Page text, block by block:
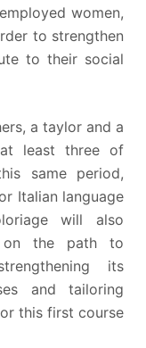
women,
to strengthen
to their social
a taylor and a
least three of
same period,
Italian language
will also
on the path to
its
and tailoring
this first course